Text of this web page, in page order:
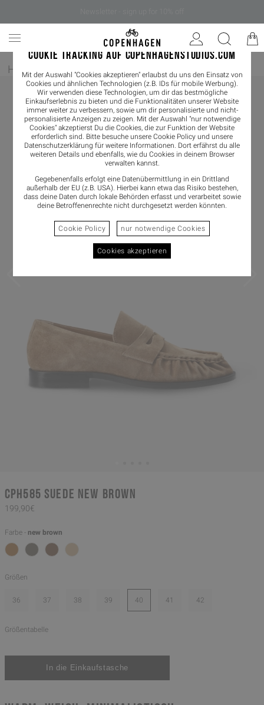
COOKIE TRACKING AUF COPENHAGENSTUDIOS.COM
Mit der Auswahl "Cookies akzeptieren" erlaubst du uns den Einsatz von
Cookies und ähnlichen Technologien (z.B. IDs für mobile Werbung).
Wir verwenden diese Technologien, um dir das bestmögliche
Einkaufserlebnis zu bieten und die Funktionalitäten unserer Website
immer weiter zu verbessern, sowie um dir personalisierte und nicht-
personalisierte Anzeigen zu zeigen. Mit der Auswahl "nur notwendige
Cookies" akzeptierst Du die Cookies, die zur Funktion der Website
erforderlich sind. Bitte besuche unsere Cookie Policy und unsere
Datenschutzerklärung für weitere Informationen. Dort erfährst du alle
weiteren Details und ebenfalls, wie du Cookies in deinem Browser
verwalten kannst.
Gegebenenfalls erfolgt eine Datenübermittlung in ein Drittland
außerhalb der EU (z.B. USA). Hierbei kann etwa das Risiko bestehen,
dass deine Daten durch lokale Behörden erfasst und verarbeitet sowie
deine Betroffenenrechte nicht durchgesetzt werden könnten.
Cookie Policy nur notwendige Cookies
Cookies akzeptieren
Home / Damen/ Loafer
CPH585 suede new brown
199,90€
Farbe - new brown
Größen
36 37 38 39 40 41 42
Größentabelle